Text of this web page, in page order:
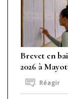
Brevet en
2026 à
Réagir